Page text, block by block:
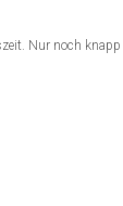
Nur noch knapp